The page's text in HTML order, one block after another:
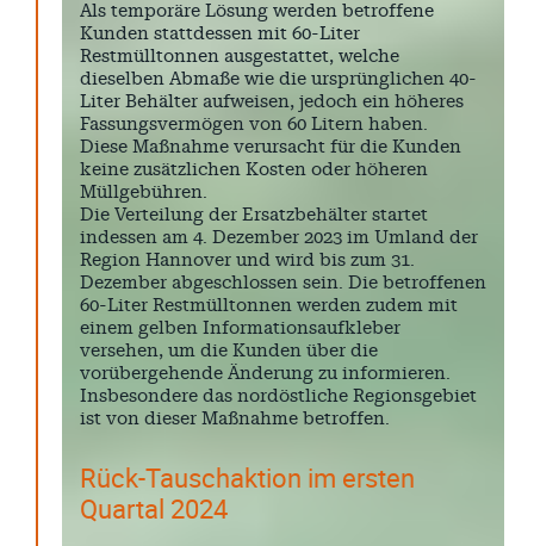
Als temporäre Lösung werden betroffene
Kunden stattdessen mit 60-Liter
Restmülltonnen ausgestattet, welche
dieselben Abmaße wie die ursprünglichen 40-
Liter Behälter aufweisen, jedoch ein höheres
Fassungsvermögen von 60 Litern haben.
Diese Maßnahme verursacht für die Kunden
keine zusätzlichen Kosten oder höheren
Müllgebühren.
Die Verteilung der Ersatzbehälter startet
indessen am 4. Dezember 2023 im Umland der
Region Hannover und wird bis zum 31.
Dezember abgeschlossen sein. Die betroffenen
60-Liter Restmülltonnen werden zudem mit
einem gelben Informationsaufkleber
versehen, um die Kunden über die
vorübergehende Änderung zu informieren.
Insbesondere das nordöstliche Regionsgebiet
ist von dieser Maßnahme betroffen.
Rück-Tauschaktion im ersten
Quartal 2024